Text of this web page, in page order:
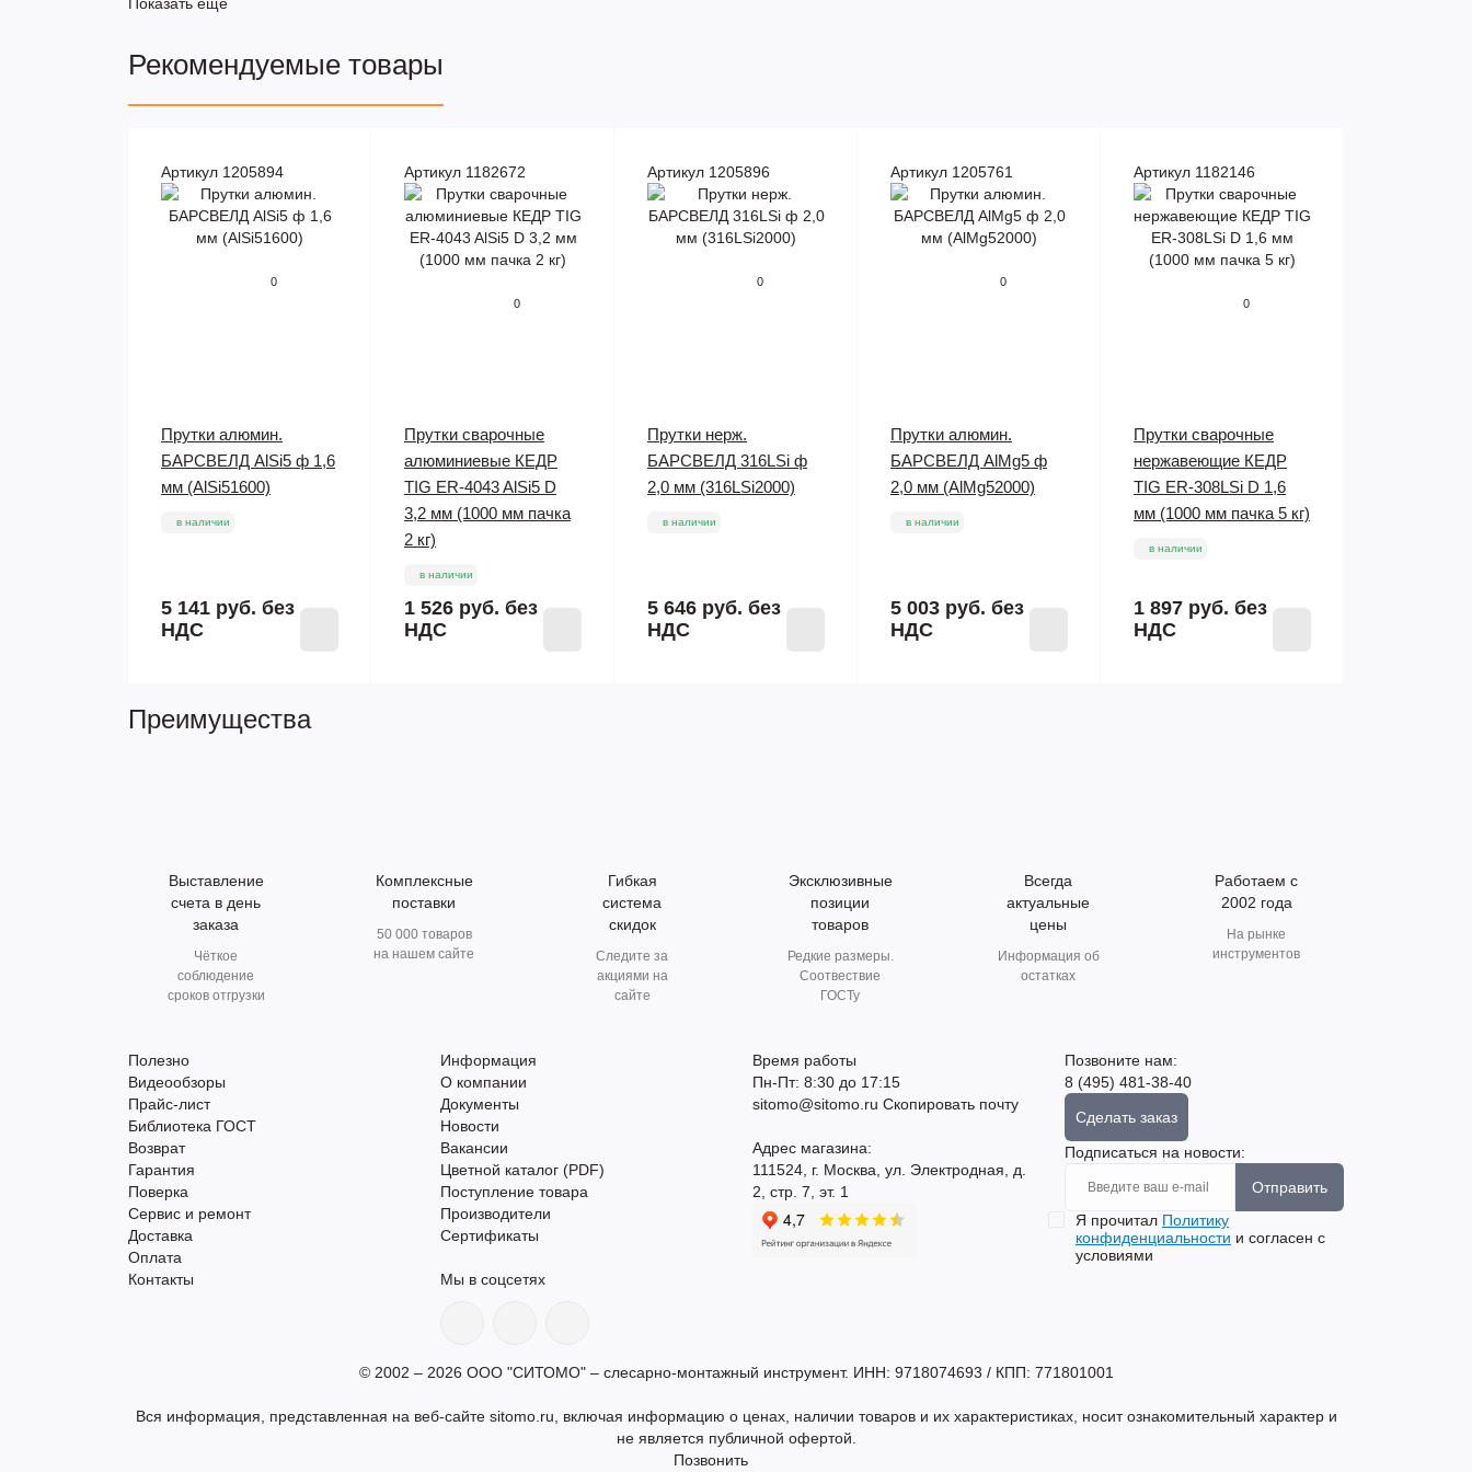
Рекомендуемые товары
Артикул 1205894
0
Прутки алюмин.
БАРСВЕЛД AlSi5 ф 1,6
мм (AlSi51600)
в наличии
5 141 руб. без
НДС
Артикул 1182672
0
Прутки сварочные
алюминиевые КЕДР
TIG ER-4043 AlSi5 D
3,2 мм (1000 мм пачка
2 кг)
в наличии
1 526 руб. без
НДС
Артикул 1205896
0
Прутки нерж.
БАРСВЕЛД 316LSi ф
2,0 мм (316LSi2000)
в наличии
5 646 руб. без
НДС
Артикул 1205761
0
Прутки алюмин.
БАРСВЕЛД AlMg5 ф
2,0 мм (AlMg52000)
в наличии
5 003 руб. без
НДС
Артикул 1182146
0
Прутки сварочные
нержавеющие КЕДР
TIG ER-308LSi D 1,6
мм (1000 мм пачка 5 кг)
в наличии
1 897 руб. без
НДС
Преимущества
Выставление
счета в день
заказа
Чёткое
соблюдение
сроков отгрузки
Комплексные
поставки
50 000 товаров
на нашем сайте
Гибкая
система
скидок
Следите за
акциями на
сайте
Эксклюзивные
позиции
товаров
Редкие размеры.
Соотвествие
ГОСТу
Всегда
актуальные
цены
Информация об
остатках
Работаем с
2002 года
На рынке
инструментов
Полезно
Видеообзоры
Прайс-лист
Библиотека ГОСТ
Возврат
Гарантия
Поверка
Сервис и ремонт
Доставка
Оплата
Контакты
Информация
О компании
Документы
Новости
Вакансии
Цветной каталог (PDF)
Поступление товара
Производители
Сертификаты
Мы в соцсетях
Время работы
Пн-Пт: 8:30 до 17:15
sitomo@sitomo.ru Скопировать почту
Адрес магазина:
111524, г. Москва, ул. Электродная, д.
2, стр. 7, эт. 1
Позвоните нам:
8 (495) 481-38-40
Сделать заказ
Подписаться на новости:
Отправить
Я прочитал Политику
конфиденциальности и согласен с
условиями
© 2002 – 2026 ООО "СИТОМО" – слесарно-монтажный инструмент. ИНН: 9718074693 / КПП: 771801001
Вся информация, представленная на веб-сайте sitomo.ru, включая информацию о ценах, наличии товаров и их характеристиках, носит ознакомительный характер и
не является публичной офертой.
Позвонить